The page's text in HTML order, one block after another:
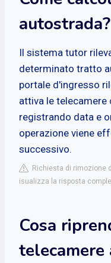
autostrada?
Il sistema tutor
determinato tratto
portale d'ingresso
attiva le
registrando data e
operazione viene
successivo.
Richiesta di rimozione
isualizza la risposta
Cosa
telecamere